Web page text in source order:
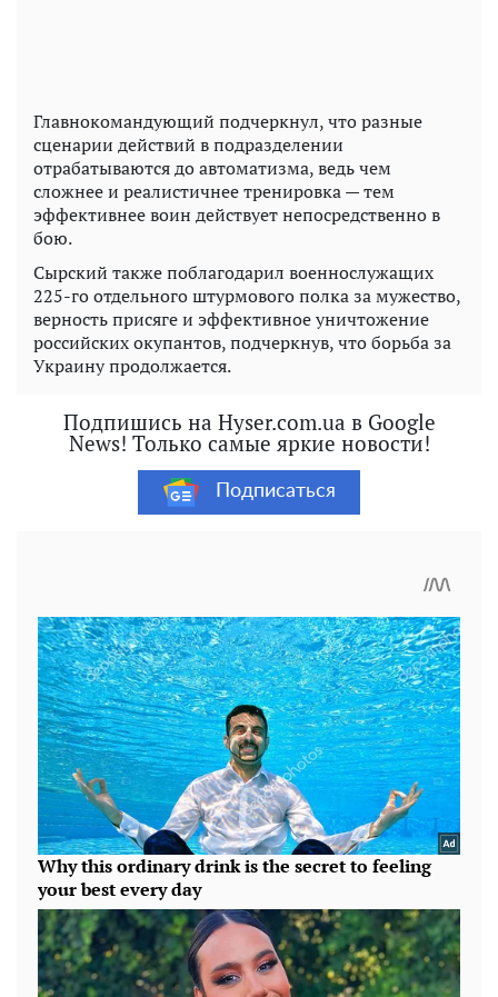
Главнокомандующий подчеркнул, что разные
сценарии действий в подразделении
отрабатываются до автоматизма, ведь чем
сложнее и реалистичнее тренировка — тем
эффективнее воин действует непосредственно в
бою.
Сырский также поблагодарил военнослужащих
225-го отдельного штурмового полка за мужество,
верность присяге и эффективное уничтожение
российских окупантов, подчеркнув, что борьба за
Украину продолжается.
Подпишись на Hyser.com.ua в Google
News! Только самые яркие новости!
Подписаться